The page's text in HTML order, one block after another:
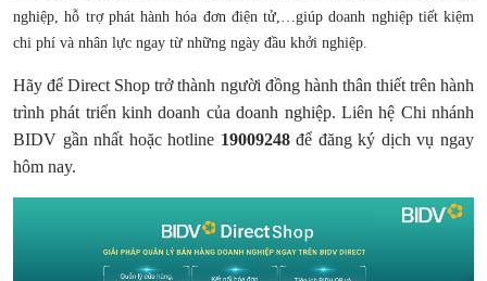
nghiệp, hỗ trợ phát hành hóa đơn điện tử,…giúp doanh nghiệp tiết kiệm
chi phí và nhân lực ngay từ những ngày đầu khởi nghiệp.
Hãy để Direct Shop trở thành người đồng hành thân thiết trên hành
trình phát triển kinh doanh của doanh nghiệp. Liên hệ Chi nhánh
BIDV gần nhất hoặc hotline 19009248để đăng ký dịch vụ ngay
hôm nay.